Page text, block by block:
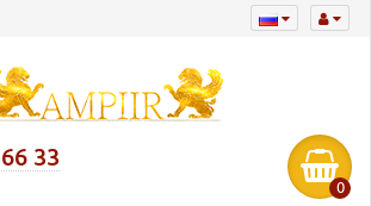
33
0